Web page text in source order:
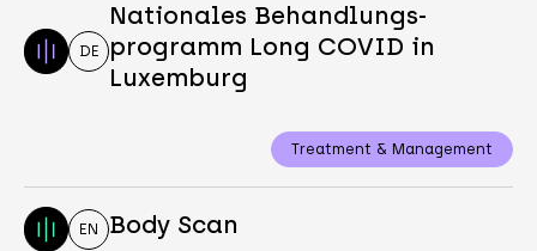
DE
Nationales Behandlungs-
programm Long COVID in
Luxemburg
Treatment & Management
EN Body Scan